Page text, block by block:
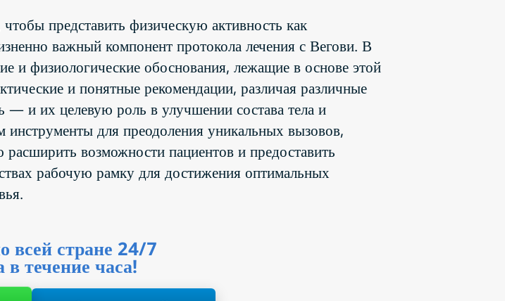
представить физическую активность как
важный компонент протокола лечения с Вегови. В
и физиологические обоснования, лежащие в основе этой
и понятные рекомендации, различая различные
и их целевую роль в улучшении состава тела и
для преодоления уникальных вызовов,
возможности пациентов и предоставить
рабочую рамку для достижения оптимальных
всей стране 24/7
в течение часа!